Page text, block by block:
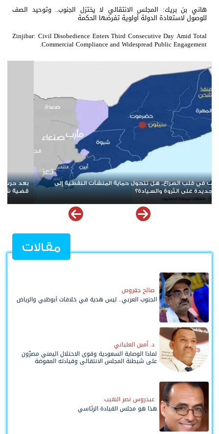
هاني بن بريك: المجلس الانتقالي لا يختزل الجنوب.. وتوحيد الصف
للوصول لاستعادة الدولة أولوية تفرضها الحكمة
Zinjibar: Civil Disobedience Enters Third Consecutive Day Amid Total
Commercial Compliance and Widespread Public Engagement.
بعد حرب الممرات وتمدد الإرهاب.. هل يقترب العالم من إعادة قراءة
قضية شعب الجنوب؟
مقالات
صالح حقروص
الجنوب العربي.. ليس هدية في خلافات أبوظبي والرياض
د. أمين العلياني
لماذا الوصاية السعودية وقوى الاحتلال اليمني مصرّون
على شيطنة المجلس الانتقالي وقيادته المفوضة
عيدروس نصر النقيب
هذا هو مجلس القيادة الرئاسي